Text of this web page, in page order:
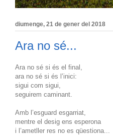
diumenge, 21 de gener del 2018
Ara no sé...
Ara no sé si és el final,
ara no sé si és l’inici:
sigui com sigui,
seguirem caminant.
Amb l’esguard esgarriat,
mentre el desig ens esperona
i l’ametller res no es qüestiona...